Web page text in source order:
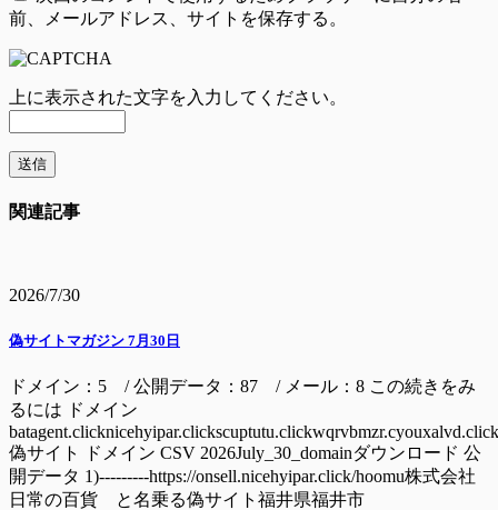
前、メールアドレス、サイトを保存する。
上に表示された文字を入力してください。
関連記事
2026/7/30
偽サイトマガジン 7月30日
ドメイン：5 / 公開データ：87 / メール：8 この続きをみ
るには ドメイン
batagent.clicknicehyipar.clickscuptutu.clickwqrvbmzr.cyouxalvd.click
偽サイト ドメイン CSV 2026July_30_domainダウンロード 公
開データ 1)---------https://onsell.nicehyipar.click/hoomu株式会社
日常の百貨 と名乗る偽サイト福井県福井市